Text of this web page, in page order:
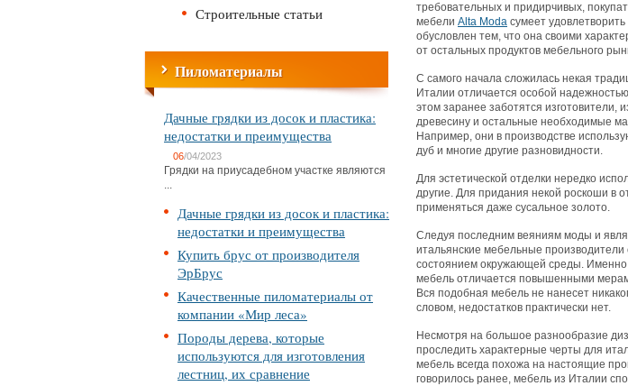
Строительные статьи
Пиломатериалы
Дачные грядки из досок и пластика:
недостатки и преимущества
06/04/2023
Грядки на приусадебном участке являются
...
Дачные грядки из досок и пластика:
недостатки и преимущества
Купить брус от производителя
ЭрБрус
Качественные пиломатериалы от
компании «Мир леса»
Породы дерева, которые
используются для изготовления
лестниц, их сравнение
требовательных и придирчивых,
мебели Alta Moda сумеет
обусловлен тем, что она своими
от остальных продуктов мебельного
С самого начала сложилась некая
Италии отличается особой
этом заранее заботятся изготовители,
древесину и остальные необходимые
Например, они в производстве
дуб и многие другие разновидности.
Для эстетической отделки нередко
другие. Для придания некой роскоши в
применяться даже сусальное золото.
Следуя последним веяниям моды и
итальянские мебельные производители
состоянием окружающей среды. Именно
мебель отличается повышенными
Вся подобная мебель не нанесет
словом, недостатков практически нет.
Несмотря на большое разнообразие
проследить характерные черты для
мебель всегда похожа на настоящие
говорилось ранее, мебель из Италии